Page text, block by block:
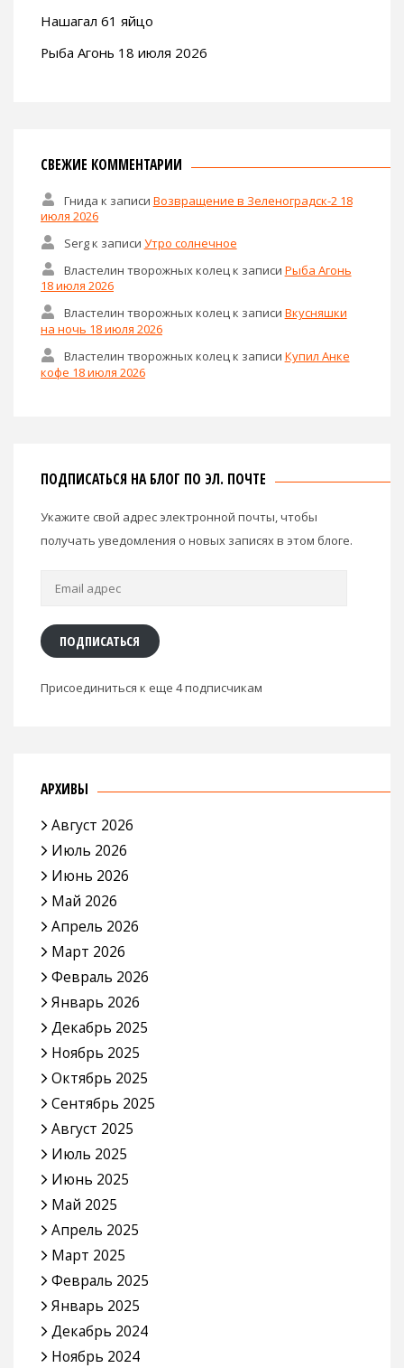
Нашагал 61 яйцо
Рыба Агонь 18 июля 2026
СВЕЖИЕ КОММЕНТАРИИ
Гнида к записи Возвращение в Зеленоградск-2 18
июля 2026
Sergк записи Утро солнечное
Властелин творожных колец к записи Рыба Агонь
18 июля 2026
Властелин творожных колецк записи Вкусняшки
на ночь 18 июля 2026
Властелин творожных колец к записи Купил Анке
кофе 18 июля 2026
ПОДПИСАТЬСЯ НА БЛОГ ПО ЭЛ. ПОЧТЕ
Укажите свой адрес электронной почты, чтобы
получать уведомления о новых записях в этом блоге.
ПОДПИСАТЬСЯ
Присоединиться к еще 4 подписчикам
АРХИВЫ
Август 2026
Июль 2026
Июнь 2026
Май 2026
Апрель 2026
Март 2026
Февраль 2026
Январь 2026
Декабрь 2025
Ноябрь 2025
Октябрь 2025
Сентябрь 2025
Август 2025
Июль 2025
Июнь 2025
Май 2025
Апрель 2025
Март 2025
Февраль 2025
Январь 2025
Декабрь 2024
Ноябрь 2024